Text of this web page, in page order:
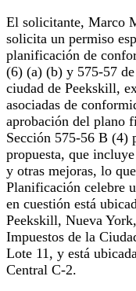
El solicitante, Marco
solicita un permiso
planificación de
(6) (a) (b) y 575-57
ciudad de Peekskill,
asociadas de
aprobación del plano
Sección 575-56 B (4)
propuesta, que
y otras mejoras, lo
Planificación celebre
en cuestión está
Peekskill, Nueva
Impuestos de la
Lote 11, y está
Central C-2.